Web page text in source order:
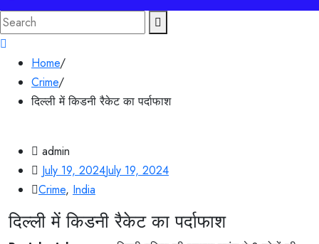
Search
for:
Home/
Crime/
दिल्ली में किडनी रैकेट का पर्दाफाश
admin
July 19, 2024July 19, 2024
Crime, India
दिल्ली में किडनी रैकेट का पर्दाफाश